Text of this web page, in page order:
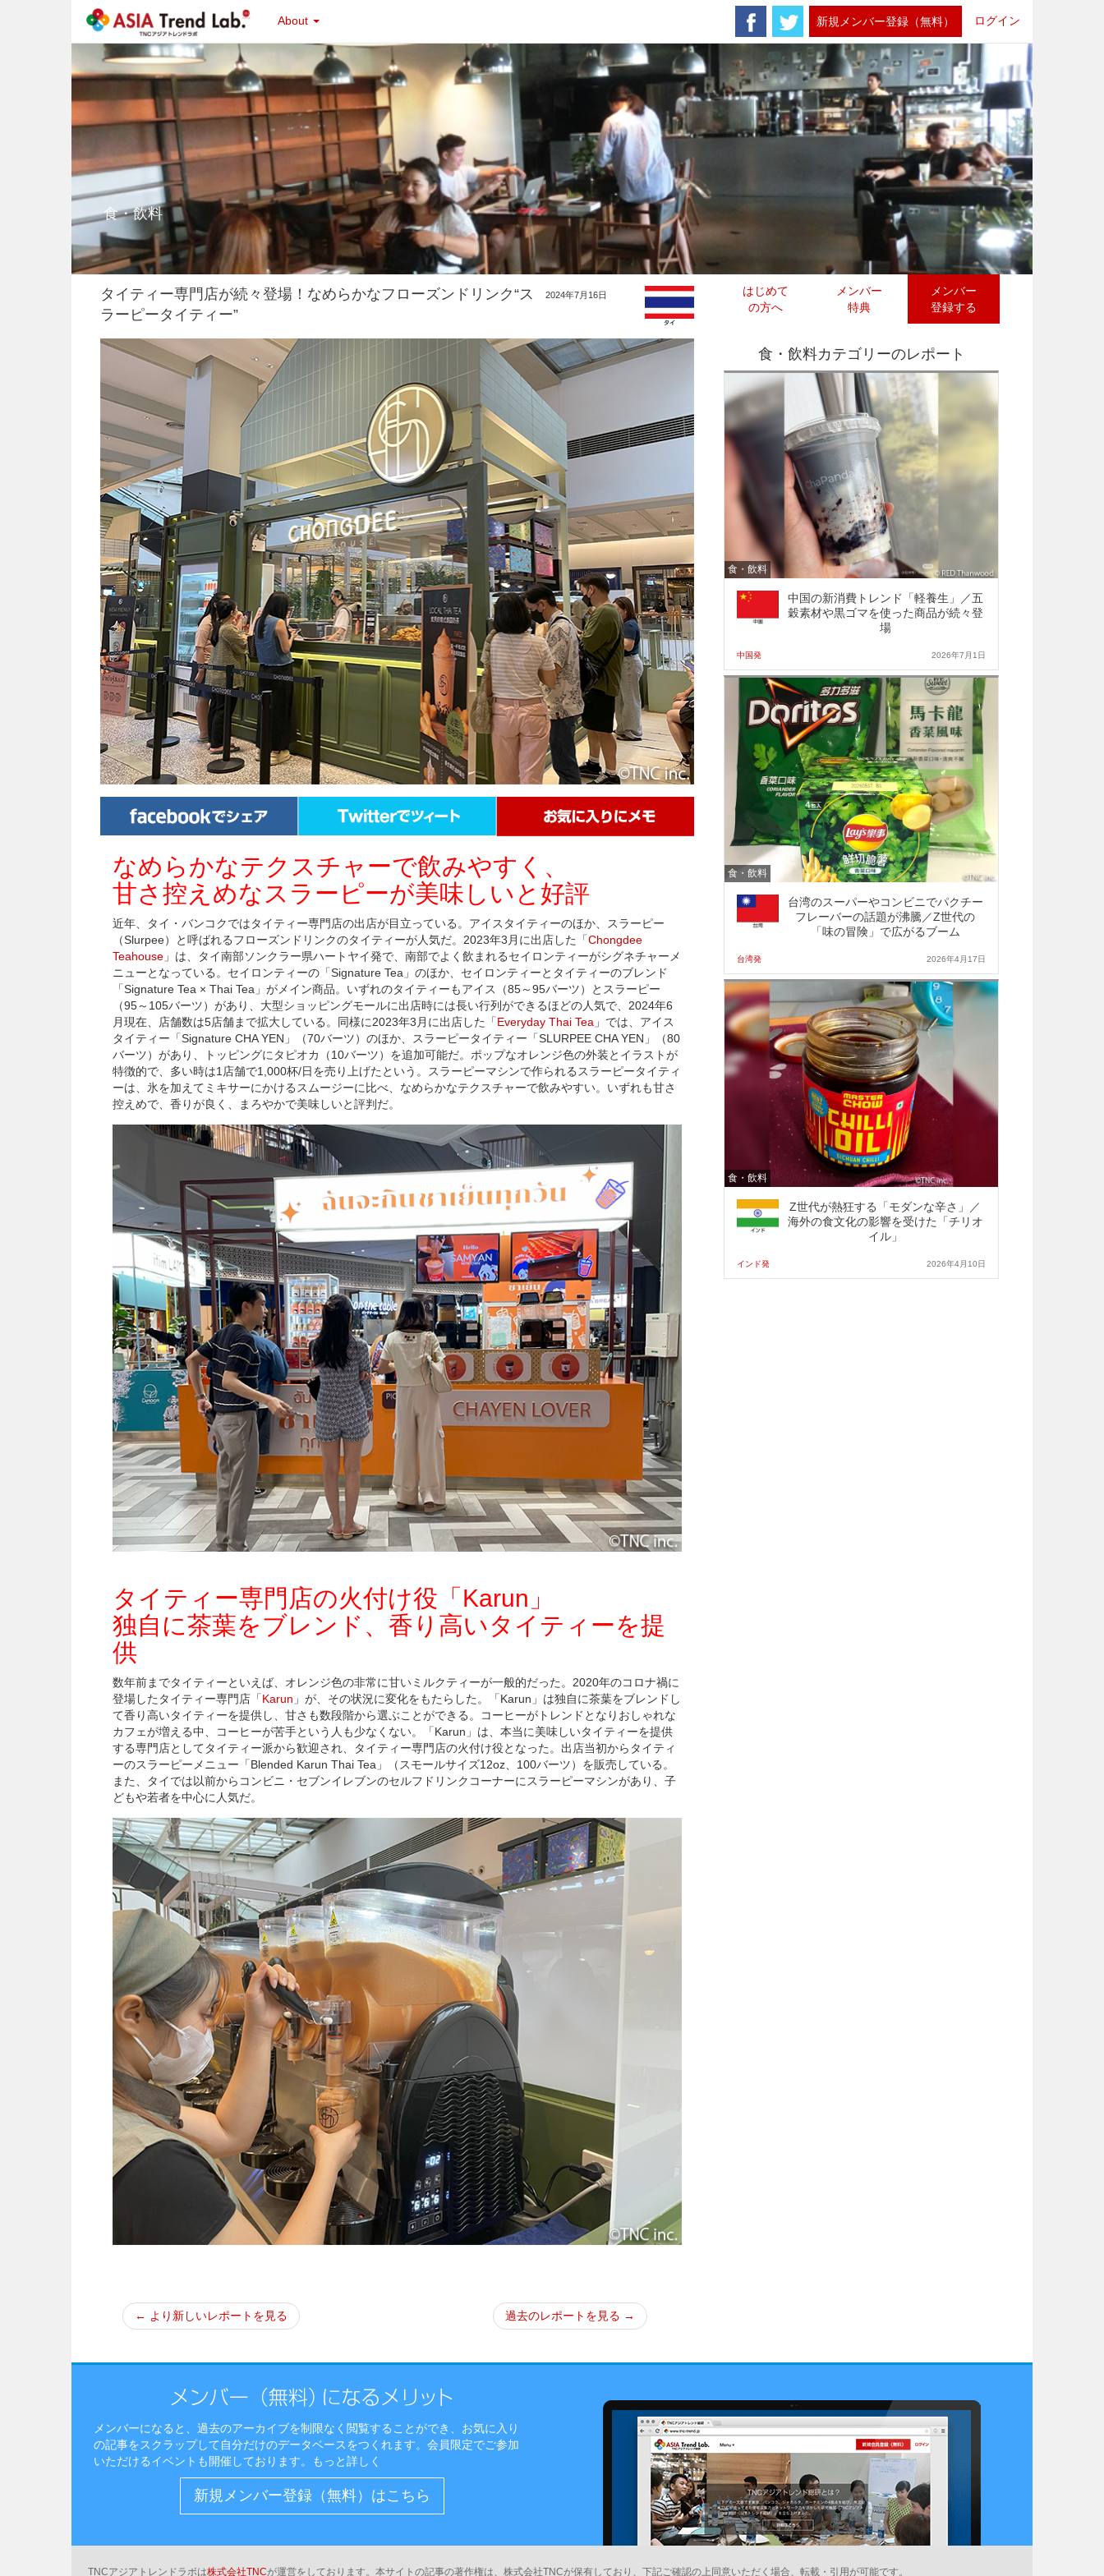
About 新規メンバー登録（無料） ログイン
食・飲料
はじめて
の方へ
メンバー
特典
メンバー
登録する
タイティー専門店が続々登場！なめらかなフローズンドリンク“ス
ラーピータイティー”
2024年7月16日
なめらかなテクスチャーで飲みやすく、
甘さ控えめなスラーピーが美味しいと好評
近年、タイ・バンコクではタイティー専門店の出店が目立っている。アイスタイティーのほか、スラーピー
（Slurpee）と呼ばれるフローズンドリンクのタイティーが人気だ。2023年3月に出店した「Chongdee
Teahouse 」は、タイ南部ソンクラー県ハートヤイ発で、南部でよく飲まれるセイロンティーがシグネチャーメ
ニューとなっている。セイロンティーの「Signature Tea」のほか、セイロンティーとタイティーのブレンド
「Signature Tea × Thai Tea」がメイン商品。いずれのタイティーもアイス（85～95バーツ）とスラーピー
（95～105バーツ）があり、大型ショッピングモールに出店時には長い行列ができるほどの人気で、2024年6
月現在、店舗数は5店舗まで拡大している。同様に2023年3月に出店した「Everyday Thai Tea 」では、アイス
タイティー「Signature CHA YEN」（70バーツ）のほか、スラーピータイティー「SLURPEE CHA YEN」（80
バーツ）があり、トッピングにタピオカ（10バーツ）を追加可能だ。ポップなオレンジ色の外装とイラストが
特徴的で、多い時は1店舗で1,000杯/日を売り上げたという。スラーピーマシンで作られるスラーピータイティ
ーは、氷を加えてミキサーにかけるスムージーに比べ、なめらかなテクスチャーで飲みやすい。いずれも甘さ
控えめで、香りが良く、まろやかで美味しいと評判だ。
タイティー専門店の火付け役「Karun」
独自に茶葉をブレンド、香り高いタイティーを提
供
数年前までタイティーといえば、オレンジ色の非常に甘いミルクティーが一般的だった。2020年のコロナ禍に
登場したタイティー専門店「Karun 」が、その状況に変化をもたらした。「Karun」は独自に茶葉をブレンドし
て香り高いタイティーを提供し、甘さも数段階から選ぶことができる。コーヒーがトレンドとなりおしゃれな
カフェが増える中、コーヒーが苦手という人も少なくない。「Karun」は、本当に美味しいタイティーを提供
する専門店としてタイティー派から歓迎され、タイティー専門店の火付け役となった。出店当初からタイティ
ーのスラーピーメニュー「Blended Karun Thai Tea」（スモールサイズ12oz、100バーツ）を販売している。
また、タイでは以前からコンビニ・セブンイレブンのセルフドリンクコーナーにスラーピーマシンがあり、子
どもや若者を中心に人気だ。
← より新しいレポートを見る 過去のレポートを見る →
食・飲料カテゴリーのレポート
食・飲料
中国の新消費トレンド「軽養生」／五
穀素材や黒ゴマを使った商品が続々登
場
中国発 2026年7月1日
食・飲料
台湾のスーパーやコンビニでパクチー
フレーバーの話題が沸騰／Z世代の
「味の冒険」で広がるブーム
台湾発 2026年4月17日
食・飲料
Z世代が熱狂する「モダンな辛さ」／
海外の食文化の影響を受けた「チリオ
イル」
インド発 2026年4月10日
メンバーになると、過去のアーカイブを制限なく閲覧することができ、お気に入り
の記事をスクラップして自分だけのデータベースをつくれます。会員限定でご参加
いただけるイベントも開催しております。
もっと詳しく
新規メンバー登録（無料）はこちら
TNCアジアトレンドラボは株式会社TNCが運営をしております。本サイトの記事の著作権は、株式会社TNCが保有しており、下記ご確認の上同意いただく場合、転載・引用が可能です。